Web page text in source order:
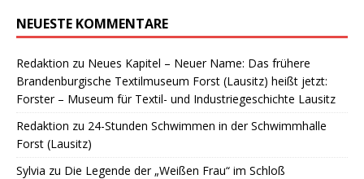
NEUESTE KOMMENTARE
Redaktion zu Neues Kapitel – Neuer Name: Das frühere
Brandenburgische Textilmuseum Forst (Lausitz) heißt jetzt:
Forster – Museum für Textil- und Industriegeschichte Lausitz
Redaktion zu 24-Stunden Schwimmen in der Schwimmhalle
Forst (Lausitz)
Sylvia zu Die Legende der „Weißen Frau“ im Schloß